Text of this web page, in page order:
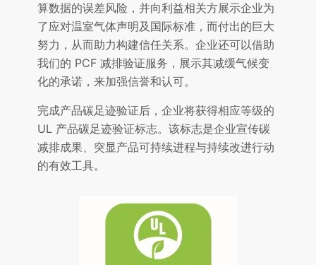
算数据的误差风险，并向利益相关方展示企业为
了应对温室气体声明及国际标准，而付出的巨大
努力，从而助力构建信任关系。企业还可以借助
我们的 PCF 减排验证服务，展示其减缓气候变
化的承诺，来加强信誉和认可。
完成产品碳足迹验证后，企业将获得相应等级的
UL 产品碳足迹验证标志。该标志是企业宣传碳
减排成果、突显产品可持续进程与持续改进行动
的有效工具。